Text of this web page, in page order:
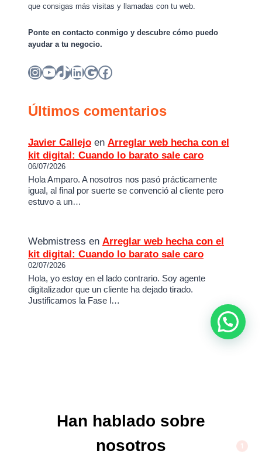
que consigas más visitas y llamadas con tu web.
Ponte en contacto conmigo y descubre cómo puedo
ayudar a tu negocio.
Instagram
YouTube
TikTok
LinkedIn
Google
Facebook
Últimos comentarios
Javier Callejo en Arreglar web hecha con el
kit digital: Cuando lo barato sale caro
06/07/2026
Hola Amparo. A nosotros nos pasó prácticamente
igual, al final por suerte se convenció al cliente pero
estuvo a un…
Webmistress en Arreglar web hecha con el
kit digital: Cuando lo barato sale caro
02/07/2026
Hola, yo estoy en el lado contrario. Soy agente
digitalizador que un cliente ha dejado tirado.
Justificamos la Fase l…
Han hablado sobre
nosotros